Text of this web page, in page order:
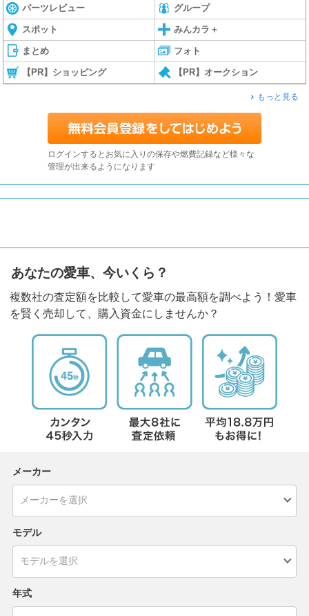
パーツレビュー グループ
スポット みんカラ＋
まとめ フォト
【PR】ショッピング 【PR】オークション
もっと見る
ログインするとお気に入りの保存や燃費記録など様々な
管理が出来るようになります
あなたの愛車、今いくら？
複数社の査定額を比較して愛車の最高額を調べよう！愛車
を賢く売却して、購入資金にしませんか？
メーカー
モデル
年式